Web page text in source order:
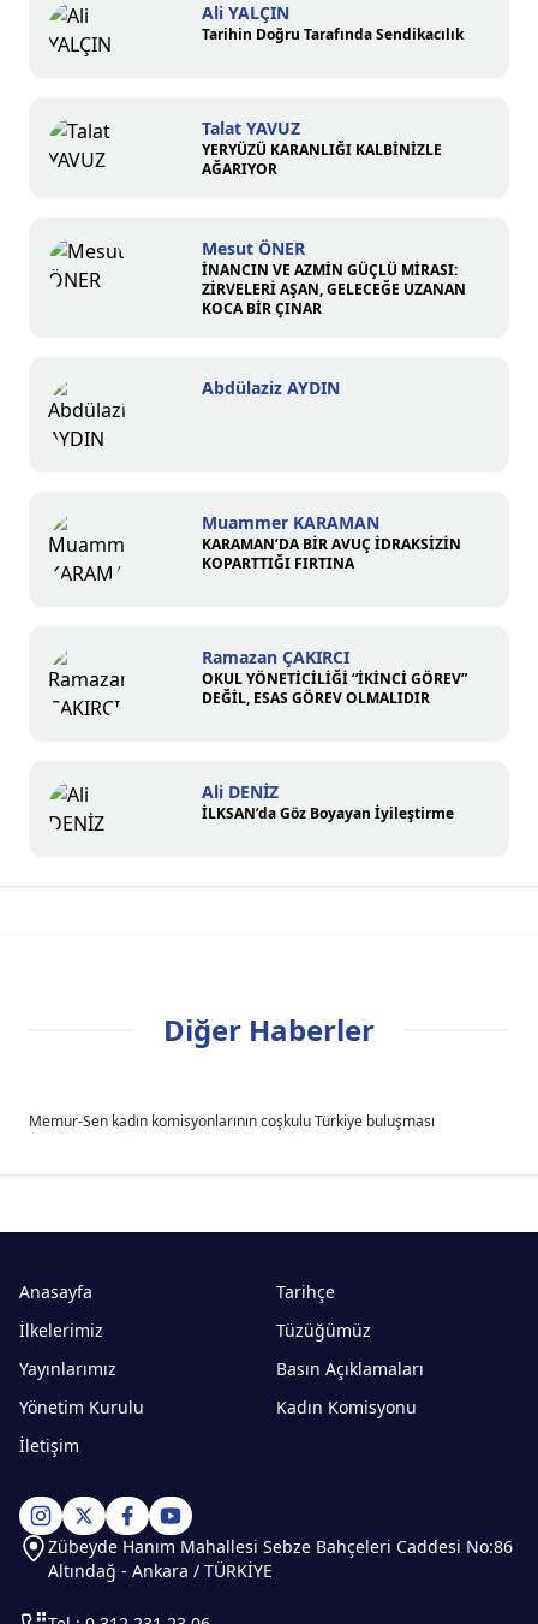
Ali YALÇIN
Tarihin Doğru Tarafında Sendikacılık
Talat YAVUZ
YERYÜZÜ KARANLIĞI KALBİNİZLE
AĞARIYOR
Mesut ÖNER
İNANCIN VE AZMİN GÜÇLÜ MİRASI:
ZİRVELERİ AŞAN, GELECEĞE UZANAN
KOCA BİR ÇINAR
Abdülaziz AYDIN
Muammer KARAMAN
KARAMAN’DA BİR AVUÇ İDRAKSİZİN
KOPARTTIĞI FIRTINA
Ramazan ÇAKIRCI
OKUL YÖNETİCİLİĞİ “İKİNCİ GÖREV”
DEĞİL, ESAS GÖREV OLMALIDIR
Ali DENİZ
İLKSAN’da Göz Boyayan İyileştirme
Diğer Haberler
Memur-Sen kadın komisyonlarının coşkulu Türkiye buluşması
Anasayfa
Tarihçe
İlkelerimiz
Tüzüğümüz
Yayınlarımız
Basın Açıklamaları
Yönetim Kurulu
Kadın Komisyonu
İletişim
Zübeyde Hanım Mahallesi Sebze Bahçeleri Caddesi No:86
Altındağ - Ankara / TÜRKİYE